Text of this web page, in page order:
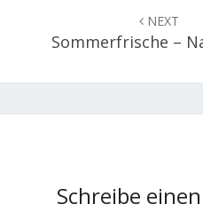
NEXT
Sommerfrische –
Schreibe